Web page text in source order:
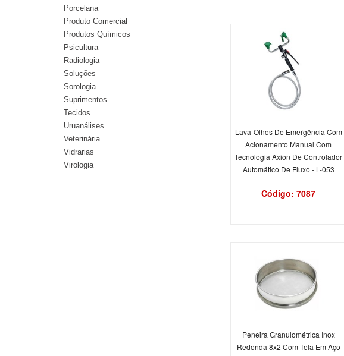
Lava-Olhos De Emergência Com
Acionamento Manual Com
Tecnologia Axion De Controlador
Automático De Fluxo - L-053
Código: 7087
Peneira Granulométrica Inox
Redonda 8x2 Com Tela Em Aço
Porcelana
Produto Comercial
Produtos Químicos
Psicultura
Radiologia
Soluções
Sorologia
Suprimentos
Tecidos
Uruanálises
Veterinária
Vidrarias
Virologia